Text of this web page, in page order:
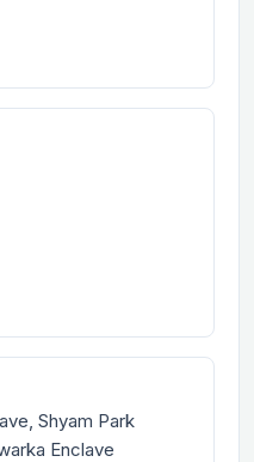
Shyam Park
Enclave